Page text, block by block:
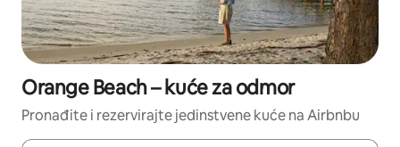
Orange Beach – kuće za odmor
Pronađite i rezervirajte jedinstvene kuće na Airbnbu